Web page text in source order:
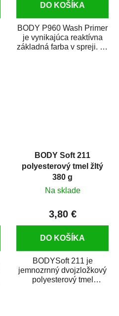
DO KOŠÍKA
BODY P960 Wash Primer
je vynikajúca reaktívna
základná farba v spreji. Je
BODY Soft 211
polyesterový tmel žltý
380 g
Na sklade
3,80 €
DO KOŠÍKA
BODYSoft 211 je
jemnozrnný dvojzložkový
polyesterový tmel